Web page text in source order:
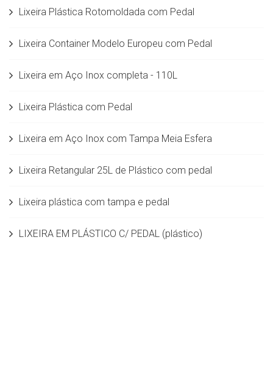
Lixeira Plástica Rotomoldada com Pedal
Lixeira Container Modelo Europeu com Pedal
Lixeira em Aço Inox completa - 110L
Lixeira Plástica com Pedal
Lixeira em Aço Inox com Tampa Meia Esfera
Lixeira Retangular 25L de Plástico com pedal
Lixeira plástica com tampa e pedal
LIXEIRA EM PLÁSTICO C/ PEDAL (plástico)